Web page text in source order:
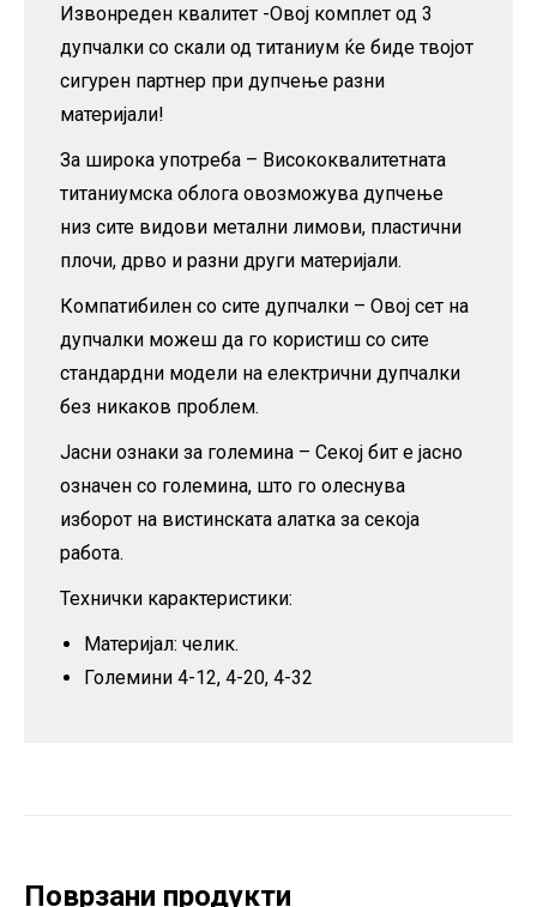
Извонреден квалитет -Овој комплет од 3
дупчалки со скали од титаниум ќе биде твојот
сигурен партнер при дупчење разни
материјали!
За широка употреба – Висококвалитетната
титаниумска облога овозможува дупчење
низ сите видови метални лимови, пластични
плочи, дрво и разни други материјали.
Компатибилен со сите дупчалки – Овој сет на
дупчалки можеш да го користиш со сите
стандардни модели на електрични дупчалки
без никаков проблем.
Јасни ознаки за големина – Секој бит е јасно
означен со големина, што го олеснува
изборот на вистинската алатка за секоја
работа.
Технички карактеристики:
Материјал: челик.
Големини 4-12, 4-20, 4-32
Поврзани продукти